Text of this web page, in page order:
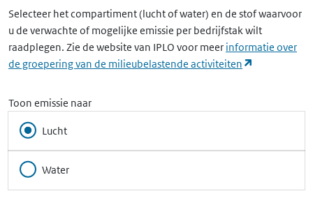
Selecteer het compartiment (lucht of water) en de stof waarvoor
u de verwachte of mogelijke emissie per bedrijfstak wilt
raadplegen. Zie de website van IPLO voor meer informatie over
de groepering van de milieubelastende activiteiten
Toon emissie naar
Lucht
Water